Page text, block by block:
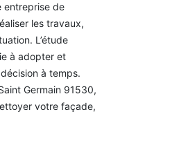
entreprise de
les travaux,
L’étude
à adopter et
à temps.
Germain 91530,
votre façade,